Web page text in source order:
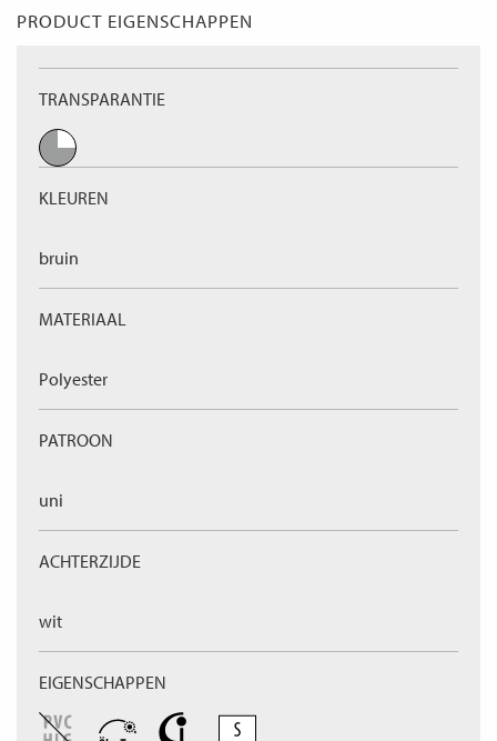
PRODUCT EIGENSCHAPPEN
TRANSPARANTIE
KLEUREN
bruin
MATERIAAL
Polyester
PATROON
uni
ACHTERZIJDE
wit
EIGENSCHAPPEN